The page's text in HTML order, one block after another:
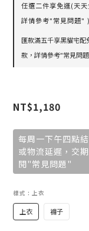
任選二件享免運(天
詳情參考"常見問
匯款滿五千享黑貓宅
款，詳情參考"常見問
NT$1,180
每周一下午四點
或物流延遲，交
閱"常見問題"
樣式 : 上衣
上衣 褲子